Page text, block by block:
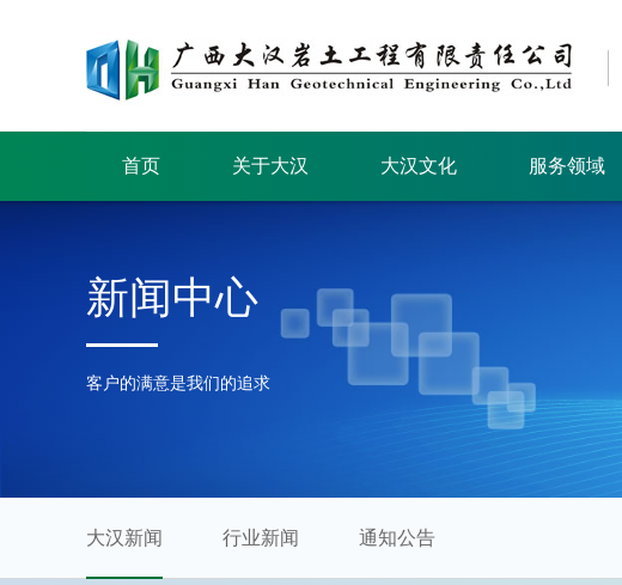
首页 关于大汉 大汉文化 服务领域
新闻中心
客户的满意是我们的追求
大汉新闻 行业新闻 通知公告